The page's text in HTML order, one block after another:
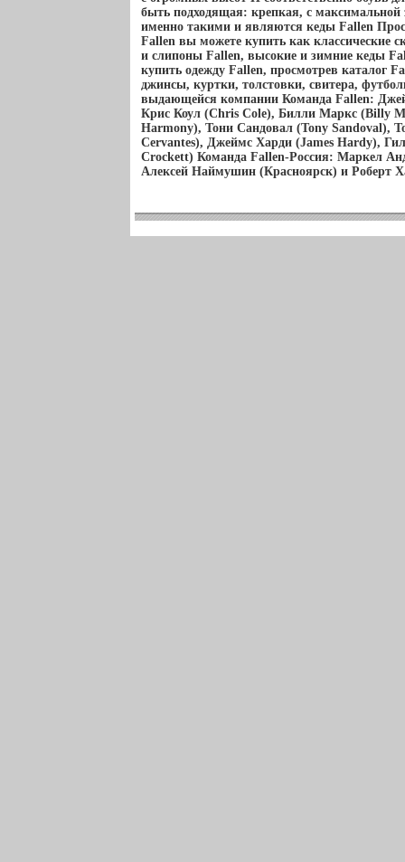
быть подходящая: крепкая, с
именно такими и являются кеды Fallen
Fallen вы можете купить как классические
и слипоны Fallen, высокие и зимние кеды
купить одежду Fallen, просмотрев каталог
джинсы, куртки, толстовки, свитера,
выдающейся компании Команда Fallen:
Крис Коул (Chris Cole), Билли Маркс (Billy
Harmony), Тони Сандовал (Tony Sandoval),
Cervantes), Джеймс Харди (James Hardy),
Crockett) Команда Fallen-Россия: Маркел
Алексей Наймушин (Красноярск) и Роберт